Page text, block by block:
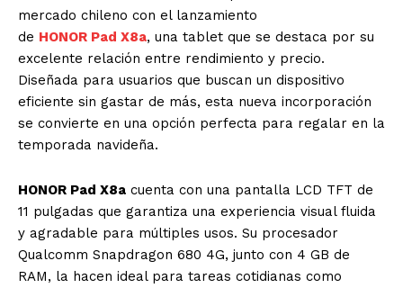
mercado chileno con el lanzamiento
de HONOR Pad X8a, una tablet que se destaca por su
excelente relación entre rendimiento y precio.
Diseñada para usuarios que buscan un dispositivo
eficiente sin gastar de más, esta nueva incorporación
se convierte en una opción perfecta para regalar en la
temporada navideña.
HONOR Pad X8a cuenta con una pantalla LCD TFT de
11 pulgadas que garantiza una experiencia visual fluida
y agradable para múltiples usos. Su procesador
Qualcomm Snapdragon 680 4G, junto con 4 GB de
RAM, la hacen ideal para tareas cotidianas como